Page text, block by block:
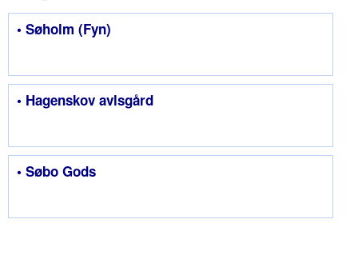
• Søholm (Fyn)
• Hagenskov avlsgård
• Søbo Gods